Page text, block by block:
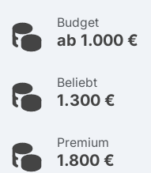
Budget
ab 1.000 €
Beliebt
1.300 €
Premium
1.800 €